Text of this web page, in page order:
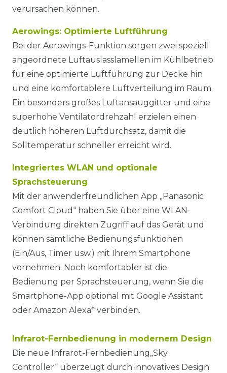
verursachen können.
Aerowings: Optimierte Luftführung
Bei der Aerowings-Funktion sorgen zwei speziell
angeordnete Luftauslasslamellen im Kühlbetrieb
für eine optimierte Luftführung zur Decke hin
und eine komfortablere Luftverteilung im Raum.
Ein besonders großes Luftansauggitter und eine
superhohe Ventilatordrehzahl erzielen einen
deutlich höheren Luftdurchsatz, damit die
Solltemperatur schneller erreicht wird.
Integriertes WLAN und optionale
Sprachsteuerung
Mit der anwenderfreundlichen App „Panasonic
Comfort Cloud“ haben Sie über eine WLAN-
Verbindung direkten Zugriff auf das Gerät und
können sämtliche Bedienungsfunktionen
(Ein/Aus, Timer usw.) mit Ihrem Smartphone
vornehmen. Noch komfortabler ist die
Bedienung per Sprachsteuerung, wenn Sie die
Smartphone-App optional mit Google Assistant
oder Amazon Alexa* verbinden.
Infrarot-Fernbedienung in modernem Design
Die neue Infrarot-Fernbedienung„Sky
Controller“ überzeugt durch innovatives Design